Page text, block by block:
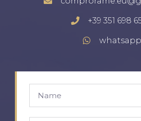
+39 351 698
whatsapp